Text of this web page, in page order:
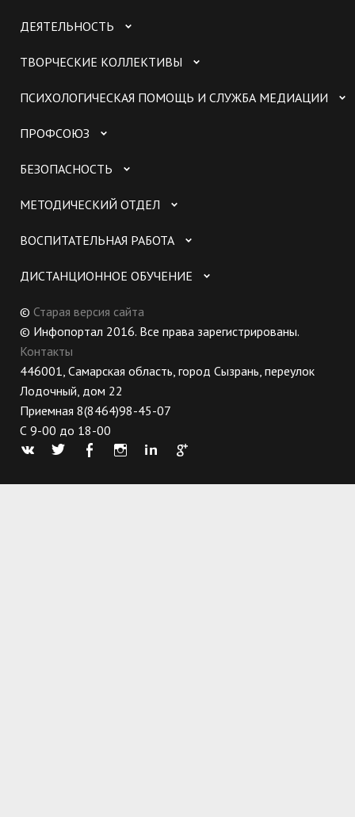
ДЕЯТЕЛЬНОСТЬ
ТВОРЧЕСКИЕ КОЛЛЕКТИВЫ
ПСИХОЛОГИЧЕСКАЯ ПОМОЩЬ И СЛУЖБА МЕДИАЦИИ
ПРОФСОЮЗ
БЕЗОПАСНОСТЬ
МЕТОДИЧЕСКИЙ ОТДЕЛ
ВОСПИТАТЕЛЬНАЯ РАБОТА
ДИСТАНЦИОННОЕ ОБУЧЕНИЕ
© Старая версия сайта
© Инфопортал 2016. Все права зарегистрированы.
Контакты
446001, Самарская область, город Сызрань, переулок
Лодочный, дом 22
Приемная 8(8464)98-45-07
С 9-00 до 18-00